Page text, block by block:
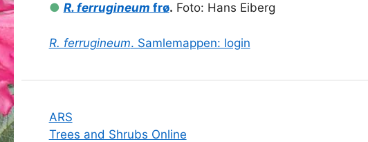
● R. ferrugineum frø. Foto: Hans Eiberg
R. ferrugineum. Samlemappen: login
ARS
Trees and Shrubs Online